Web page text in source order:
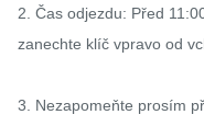
2. Čas odjezdu: Před
zanechte klíč vpravo od
3. Nezapomeňte prosím